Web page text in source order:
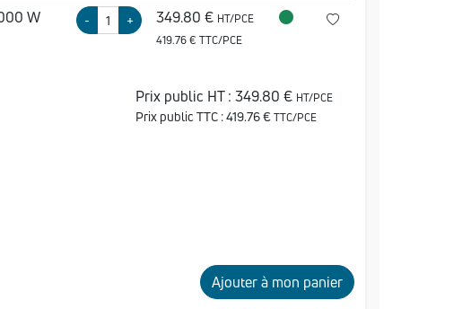
W - + 349.80 € HT/PCE
419.76 € TTC/PCE
Prix public HT : 349.80 € HT/PCE
Prix public TTC :419.76 €TTC/PCE
Ajouter à mon panier